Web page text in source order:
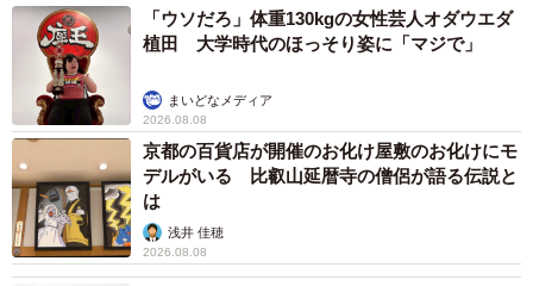
「ウソだろ」体重130kgの女性芸人オダウエダ
植田 大学時代のほっそり姿に「マジで」
まいどなメディア
2026.08.08
京都の百貨店が開催のお化け屋敷のお化けにモ
デルがいる 比叡山延暦寺の僧侶が語る伝説と
は
浅井 佳穂
2026.08.08